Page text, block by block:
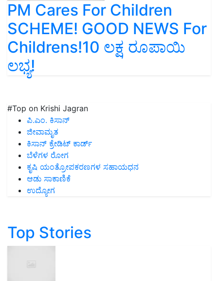
PM Cares For Children
SCHEME! GOOD NEWS For
Childrens!10 ಲಕ್ಷ ರೂಪಾಯಿ
ಲಭ್ಯ!
#Top on Krishi Jagran
ಪಿ.ಎಂ. ಕಿಸಾನ್
ಜೀವಾಮೃತ
ಕಿಸಾನ್ ಕ್ರೇಡಿಟ್ ಕಾರ್ಡ್
ಬೆಳೆಗಳ ರೋಗ
ಕೃಷಿ ಯಂತ್ರೋಪಕರಣಗಳ ಸಹಾಯಧನ
ಆಡು ಸಾಕಾಣಿಕೆ
ಉದ್ಯೋಗ
Top Stories